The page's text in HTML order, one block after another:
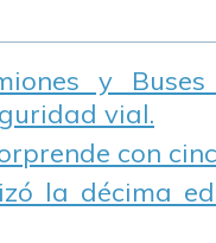
y
vial.
con
la décima